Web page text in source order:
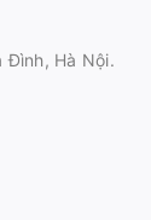
Đình, Hà Nội.